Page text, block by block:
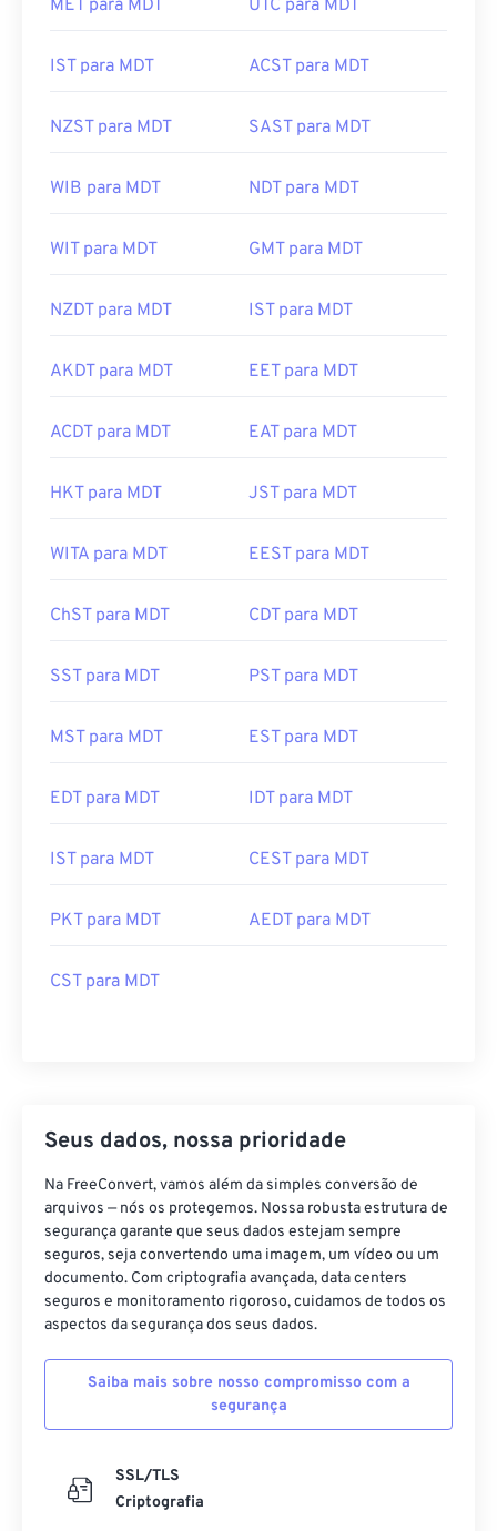
MET para MDT UTC para MDT
IST para MDT ACST para MDT
NZST para MDT SAST para MDT
WIB para MDT NDT para MDT
WIT para MDT GMT para MDT
NZDT para MDT IST para MDT
AKDT para MDT EET para MDT
ACDT para MDT EAT para MDT
HKT para MDT JST para MDT
WITA para MDT EEST para MDT
ChST para MDT CDT para MDT
SST para MDT PST para MDT
MST para MDT EST para MDT
EDT para MDT IDT para MDT
IST para MDT CEST para MDT
PKT para MDT AEDT para MDT
CST para MDT
Seus dados, nossa prioridade
Na FreeConvert, vamos além da simples conversão de
arquivos — nós os protegemos. Nossa robusta estrutura de
segurança garante que seus dados estejam sempre
seguros, seja convertendo uma imagem, um vídeo ou um
documento. Com criptografia avançada, data centers
seguros e monitoramento rigoroso, cuidamos de todos os
aspectos da segurança dos seus dados.
Saiba mais sobre nosso compromisso com a
segurança
SSL/TLS
Criptografia